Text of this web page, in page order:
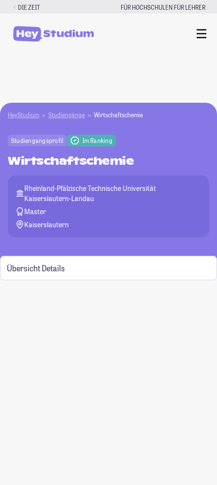
Zum
springen
DIE ZEIT FÜR HOCHSCHULEN|FÜR LEHRER
HeyStudium Studiengänge Wirtschaftschemie
Studiengangsprofil Im Ranking
Wirtschaftschemie
Rheinland-Pfälzische Technische Universität
Kaiserslautern-Landau
Master
Kaiserslautern
Übersicht Details